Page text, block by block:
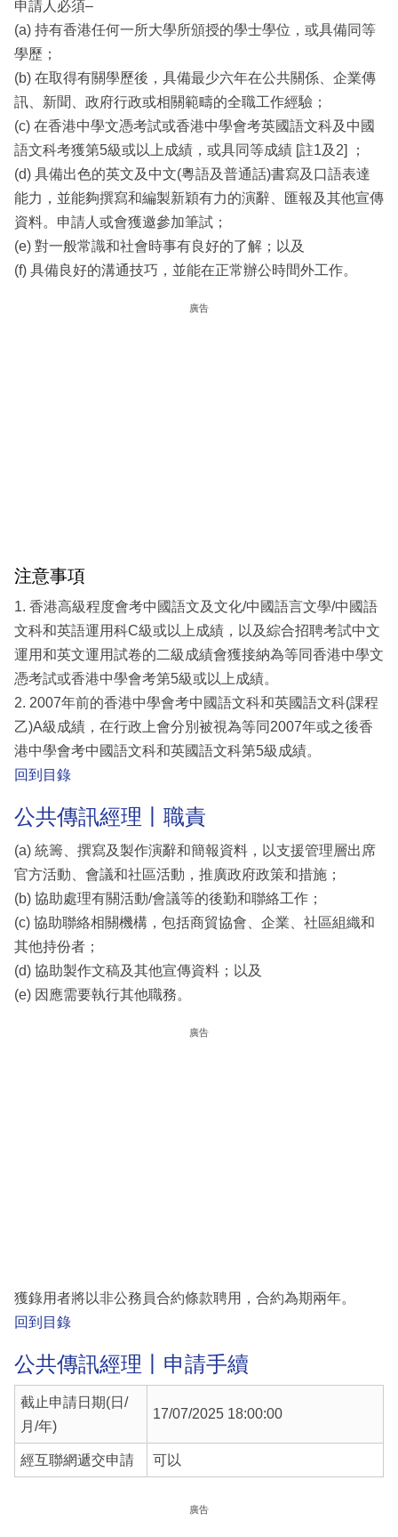
申請人必須–
(a) 持有香港任何一所大學所頒授的學士學位，或具備同等
學歷；
(b) 在取得有關學歷後，具備最少六年在公共關係、企業傳
訊、新聞、政府行政或相關範疇的全職工作經驗；
(c) 在香港中學文憑考試或香港中學會考英國語文科及中國
語文科考獲第5級或以上成績，或具同等成績 [註1及2] ；
(d) 具備出色的英文及中文(粵語及普通話)書寫及口語表達
能力，並能夠撰寫和編製新穎有力的演辭、匯報及其他宣傳
資料。申請人或會獲邀參加筆試；
(e) 對一般常識和社會時事有良好的了解；以及
(f) 具備良好的溝通技巧，並能在正常辦公時間外工作。
廣告
注意事項
1. 香港高級程度會考中國語文及文化/中國語言文學/中國語
文科和英語運用科C級或以上成績，以及綜合招聘考試中文
運用和英文運用試卷的二級成績會獲接納為等同香港中學文
憑考試或香港中學會考第5級或以上成績。
2. 2007年前的香港中學會考中國語文科和英國語文科(課程
乙)A級成績，在行政上會分別被視為等同2007年或之後香
港中學會考中國語文科和英國語文科第5級成績。
回到目錄
公共傳訊經理丨職責
(a) 統籌、撰寫及製作演辭和簡報資料，以支援管理層出席
官方活動、會議和社區活動，推廣政府政策和措施；
(b) 協助處理有關活動/會議等的後勤和聯絡工作；
(c) 協助聯絡相關機構，包括商貿協會、企業、社區組織和
其他持份者；
(d) 協助製作文稿及其他宣傳資料；以及
(e) 因應需要執行其他職務。
廣告
獲錄用者將以非公務員合約條款聘用，合約為期兩年。
回到目錄
公共傳訊經理丨申請手續
截止申請日期(日/
月/年)
17/07/2025 18:00:00
經互聯網遞交申請 可以
廣告